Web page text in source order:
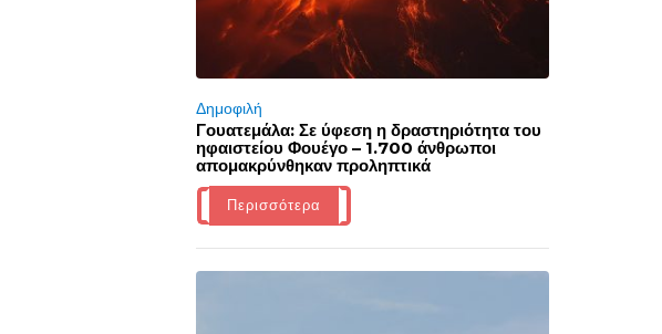
Δημοφιλή
Γουατεμάλα: Σε ύφεση η δραστηριότητα του
ηφαιστείου Φουέγο – 1.700 άνθρωποι
απομακρύνθηκαν προληπτικά
Περισσότερα